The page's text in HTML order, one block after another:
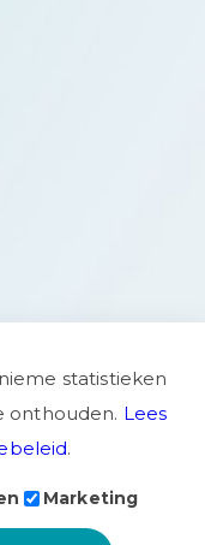
statistieken
onthouden. Lees
.
Marketing